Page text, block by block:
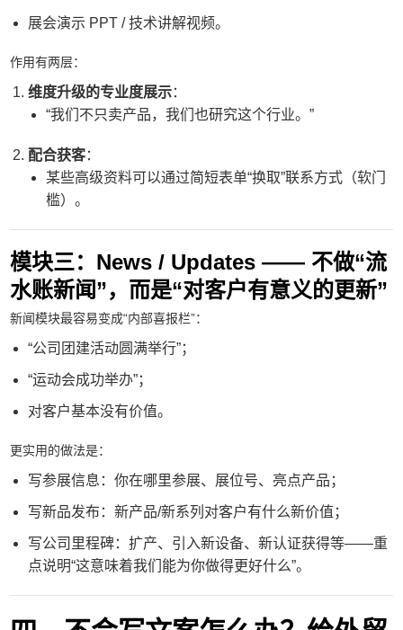
展会演示 PPT / 技术讲解视频。
作用有两层：
维度升级的专业度展示：
“我们不只卖产品，我们也研究这个行业。”
配合获客：
某些高级资料可以通过简短表单“换取”联系方式（软门
槛）。
模块三：News / Updates —— 不做“流
水账新闻”，而是“对客户有意义的更新”
新闻模块最容易变成“内部喜报栏”：
“公司团建活动圆满举行”；
“运动会成功举办”；
对客户基本没有价值。
更实用的做法是：
写参展信息：你在哪里参展、展位号、亮点产品；
写新品发布：新产品/新系列对客户有什么新价值；
写公司里程碑：扩产、引入新设备、新认证获得等——重
点说明“这意味着我们能为你做得更好什么”。